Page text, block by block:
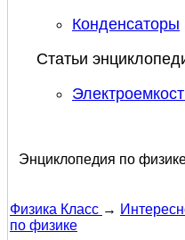
Конденсаторы
Статьи
Энциклопедия по
Физика Класс →
по физике